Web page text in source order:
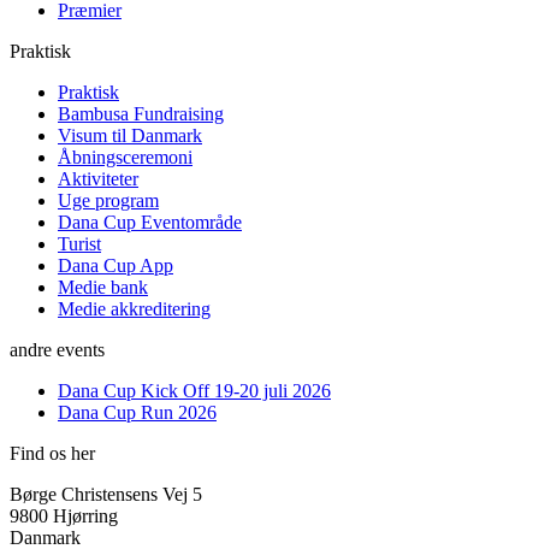
Præmier
Praktisk
Praktisk
Bambusa Fundraising
Visum til Danmark
Åbningsceremoni
Aktiviteter
Uge program
Dana Cup Eventområde
Turist
Dana Cup App
Medie bank
Medie akkreditering
andre events
Dana Cup Kick Off 19-20 juli 2026
Dana Cup Run 2026
Find os her
Børge Christensens Vej 5
9800 Hjørring
Danmark